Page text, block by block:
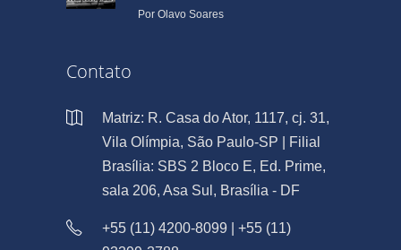
Por Olavo Soares
Contato
Matriz: R. Casa do Ator, 1117, cj. 31,
Vila Olímpia, São Paulo-SP | Filial
Brasília: SBS 2 Bloco E, Ed. Prime,
sala 206, Asa Sul, Brasília - DF
+55 (11) 4200-8099 | +55 (11)